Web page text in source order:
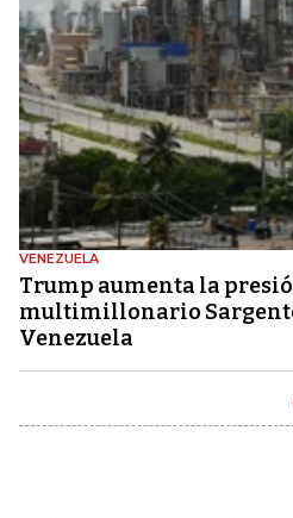
VENEZUELA
Trump aumenta la
multimillonario
Venezuela